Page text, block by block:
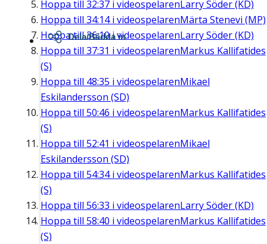
Hoppa till 32:37 i videospelarenLarry Söder (KD)
Hoppa till 34:14i videospelarenMärta Stenevi (MP)
Hoppa till36:10i videospelarenLarry Söder (KD)
Hoppa till 37:31 i videospelarenMarkus Kallifatides
(S)
Hoppa till 48:35 i videospelarenMikael
Eskilandersson (SD)
Hoppa till 50:46 i videospelarenMarkus Kallifatides
(S)
Hoppa till 52:41 i videospelarenMikael
Eskilandersson (SD)
Hoppa till 54:34i videospelarenMarkus Kallifatides
(S)
Hoppa till 56:33 i videospelarenLarry Söder (KD)
Hoppa till 58:40 i videospelarenMarkus Kallifatides
(S)
Dela/Bädda in